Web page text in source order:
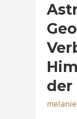
der
melanie